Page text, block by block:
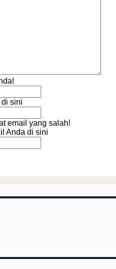
sini
email yang salah!
Anda di sini